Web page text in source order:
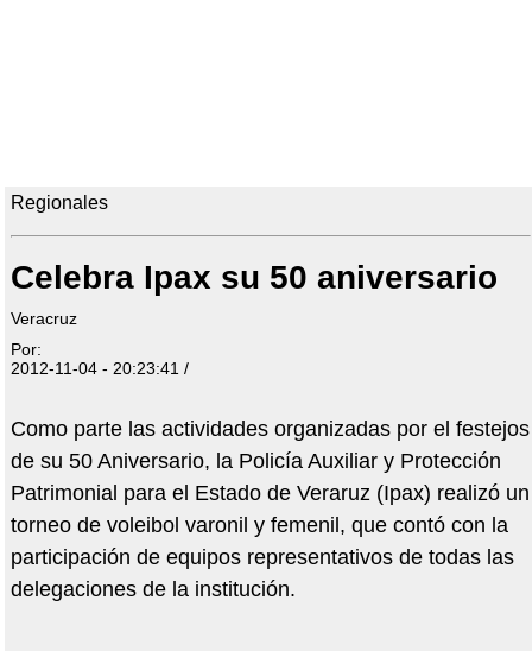
Regionales
Celebra Ipax su 50 aniversario
Veracruz
Por:
2012-11-04 - 20:23:41 /
Como parte las actividades organizadas por el festejos
de su 50 Aniversario, la Policía Auxiliar y Protección
Patrimonial para el Estado de Veraruz (Ipax) realizó un
torneo de voleibol varonil y femenil, que contó con la
participación de equipos representativos de todas las
delegaciones de la institución.